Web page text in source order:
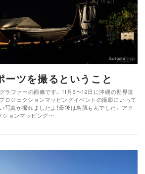
ーツを撮るということ
ラファーの西條です。 11月9〜12日に沖縄の世界遺
ロジェクションマッピングイベントの撮影にいって
写真が撮れましたよ！最後は鳥肌もんでした。 アク
ションマッピング…